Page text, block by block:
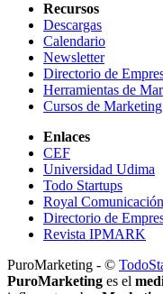
Recursos
Descargas
Calendario
Newsletter
Directorio de
Herramientas de
Cursos de Marketing
Enlaces
CEF
Universidad Udima
Todo Startups
Royal Comunicación
Directorio de
Revista IPMARK
PuroMarketing - ©
PuroMarketing es el